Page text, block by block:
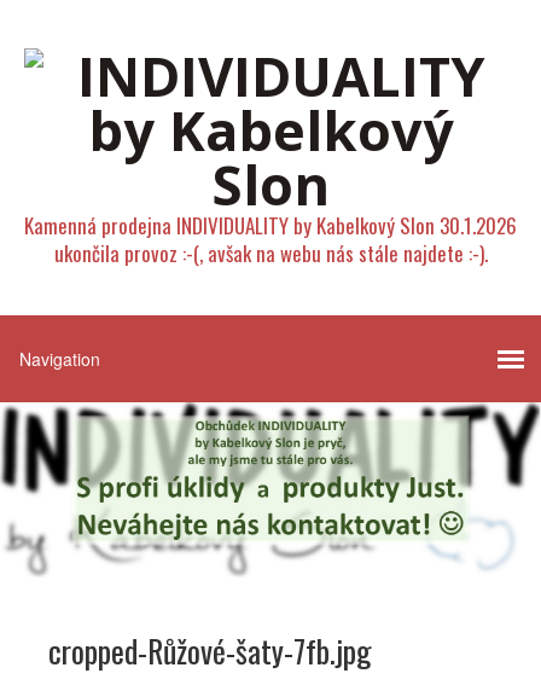
Kamenná prodejna INDIVIDUALITY by Kabelkový Slon 30.1.2026
ukončila provoz :-(, avšak na webu nás stále najdete :-).
cropped-Růžové-šaty-7fb.jpg